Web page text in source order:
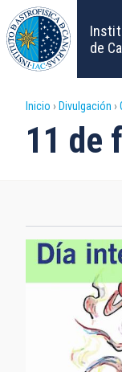
Pasar
al
contenido
principal
de
enlaces
ayuda
a
Inicio Divulgación
11 de